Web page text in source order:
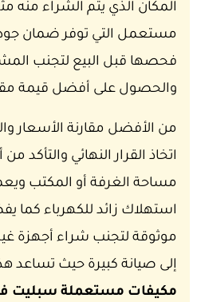
المكان الذي يتم الشراء
مستعمل التي توفر ضمان
فحصها قبل البيع لتجنب
والحصول على أفضل قيمة
من الأفضل مقارنة الأسعار
اتخاذ القرار النهائي والتأكد
مساحة الغرفة أو المكتب
استهلاك زائد للكهرباء كما
موثوقة لتجنب شراء أجهزة
إلى صيانة كبيرة حيث تساعد
مكيفات مستعملة سبليت